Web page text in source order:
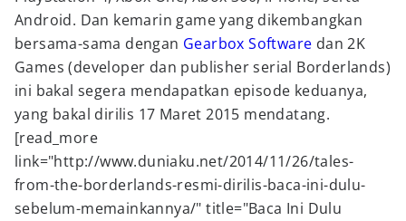
Android. Dan kemarin game yang dikembangkan
bersama-sama dengan Gearbox Software dan 2K
Games (developer dan publisher serial Borderlands)
ini bakal segera mendapatkan episode keduanya,
yang bakal dirilis 17 Maret 2015 mendatang.
[read_more
link="http://www.duniaku.net/2014/11/26/tales-
from-the-borderlands-resmi-dirilis-baca-ini-dulu-
sebelum-memainkannya/" title="Baca Ini Dulu